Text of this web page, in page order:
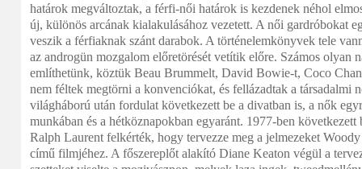
határok megváltoztak, a férfi-női határok is kezdenek néhol
új, különös arcának kialakulásához vezetett. A női gardróbokat
veszik a férfiaknak szánt darabok. A történelemkönyvek tele
az androgün mozgalom előretörését vetítik előre. Számos olyan
említhetünk, köztük Beau Brummelt, David Bowie-t, Coco
nem féltek megtörni a konvenciókat, és fellázadtak a társadalmi
világháború után fordulat következett be a divatban is, a nők
munkában és a hétköznapokban egyaránt. 1977-ben következett
Ralph Laurent felkérték, hogy tervezze meg a jelmezeket
című filmjéhez. A főszereplőt alakító Diane Keaton végül a